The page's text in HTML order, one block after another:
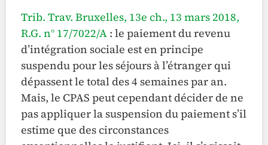
Trib. Trav. Bruxelles, 13e ch., 13 mars 2018,
R.G. n° 17/7022/A : le paiement du revenu
d’intégration sociale est en principe
suspendu pour les séjours à l’étranger qui
dépassent le total des 4 semaines par an.
Mais, le CPAS peut cependant décider de ne
pas appliquer la suspension du paiement s’il
estime que des circonstances